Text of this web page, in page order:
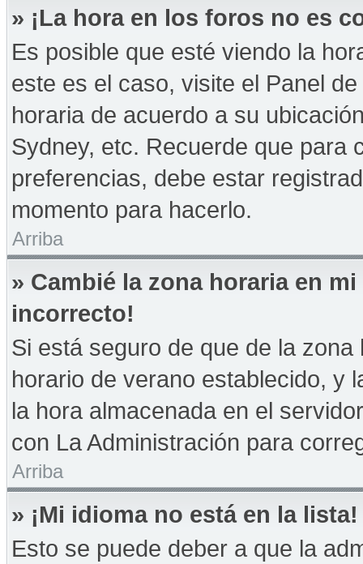
» ¡La hora en los foros no es
Es posible que esté viendo la
este es el caso, visite el Panel
horaria de acuerdo a su
Sydney, etc. Recuerde que para
preferencias, debe estar
momento para hacerlo.
Arriba
» Cambié la zona horaria en
incorrecto!
Si está seguro de que de la
horario de verano establecido, y
la hora almacenada en el
con La Administración para
Arriba
» ¡Mi idioma no está en la lista!
Esto se puede deber a que la